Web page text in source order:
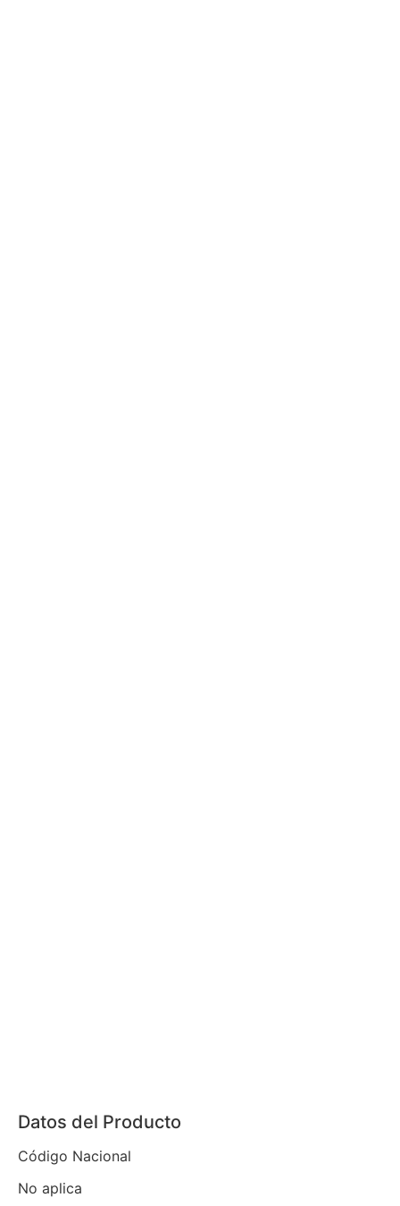
Datos del Producto
Código Nacional
No aplica